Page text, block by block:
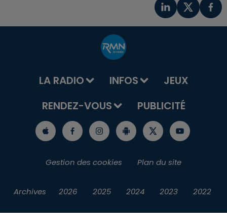
LA RADIO INFOS
JEUX
RENDEZ-VOUS
PUBLICITÉ
Gestion des cookies Plan du site
Archives 2026 2025 2024 2023 2022